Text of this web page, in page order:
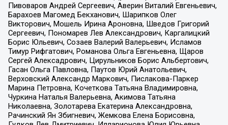
Пивоваров Андрей Сергеевич, Аверин Виталий Евгеньевич,
Барахоев Магомед Бекханович, Шарипков Олег
Викторович, Мошель Ирина Ароновна, Шведов Григорий
Сергеевич, Пономарев Лев Александрович, Каргалицкий
Борис Юльевич, Созаев Валерий Валерьевич, Исламов
Тимур Рифгатович, Романова Ольга Евгеньевна, Щаров
Сергей Алексадрович, Цирульников Борис Альбертович,
Гасан Ольга Павловна, Паутов Юрий Анатольевич,
Верховский Александр Маркович, Пислакова-Паркер
Марина Петровна, Кочеткова Татьяна Владимировна,
Чуркина Наталья Валерьевна, Акимова Татьяна
Николаевна, Золотарева Екатерина Александровна,
Рачинский Ян Збигневич, Жемкова Елена Борисовна,